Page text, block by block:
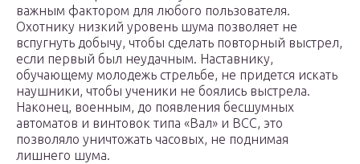
важным фактором для любого пользователя.
Охотнику низкий уровень шума позволяет не
вспугнуть добычу, чтобы сделать повторный выстрел,
если первый был неудачным. Наставнику,
обучающему молодежь стрельбе, не придется искать
наушники, чтобы ученики не боялись выстрела.
Наконец, военным, до появления бесшумных
автоматов и винтовок типа «Вал» и ВСС, это
позволяло уничтожать часовых, не поднимая
лишнего шума.